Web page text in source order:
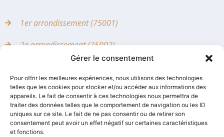
Gérer le consentement
Pour offrir les meilleures expériences, nous utilisons des technologies
telles que les cookies pour stocker et/ou accéder aux informations des
appareils. Le fait de consentir à ces technologies nous permettra de
traiter des données telles que le comportement de navigation ou les ID
uniques sur ce site. Le fait de ne pas consentir ou de retirer son
consentement peut avoir un effet négatif sur certaines caractéristiques
et fonctions.
1er arrondissement (75001)
2e arrondissement (75002)
4e arrondissement (75004)
5e arrondissement (75005)
6e arrondissement (75006)